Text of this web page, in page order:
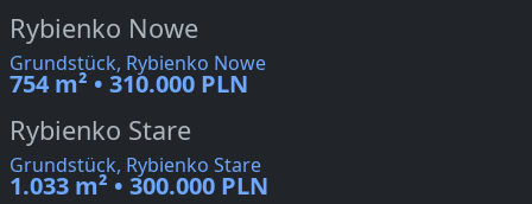
Rybienko Nowe
Grundstück, Rybienko Nowe
754 m² • 310.000 PLN
Rybienko Stare
Grundstück, Rybienko Stare
1.033 m² • 300.000 PLN